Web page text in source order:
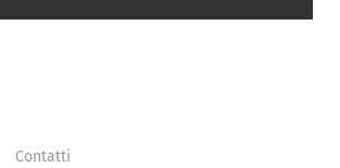
Contatti